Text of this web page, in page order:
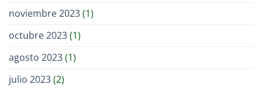
noviembre 2023(1)
octubre 2023(1)
agosto 2023(1)
julio 2023(2)